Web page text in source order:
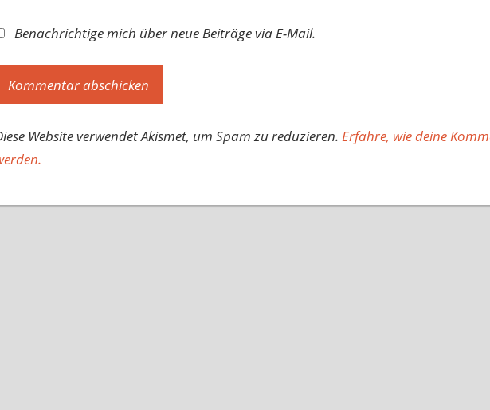
Benachrichtige mich über neue Beiträge via E-Mail.
Website verwendet Akismet, um Spam zu reduzieren. Erfahre, wie deine